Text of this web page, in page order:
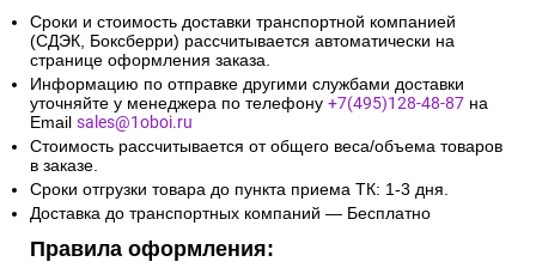
Сроки и стоимость доставки транспортной компанией
(СДЭК, Боксберри) рассчитывается автоматически на
странице оформления заказа.
Информацию по отправке другими службами доставки
уточняйте у менеджера по телефону +7(495)128-48-87 на
Email sales@1oboi.ru
Стоимость рассчитывается от общего веса/объема товаров
в заказе.
Сроки отгрузки товара до пункта приема ТК: 1-3 дня.
Доставка до транспортных компаний — Бесплатно
Правила оформления: